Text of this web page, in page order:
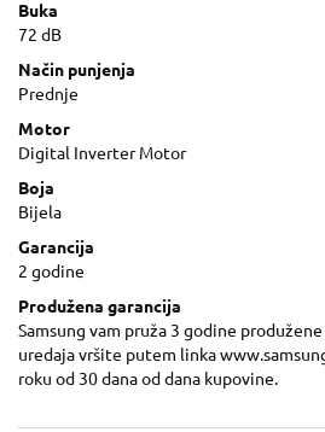
Buka
72 dB
Način punjenja
Prednje
Motor
Digital Inverter Motor
Boja
Bijela
Garancija
2 godine
Produžena garancija
Samsung vam pruža 3 godine
uredaja vršite putem linka
roku od 30 dana od dana kupovine.